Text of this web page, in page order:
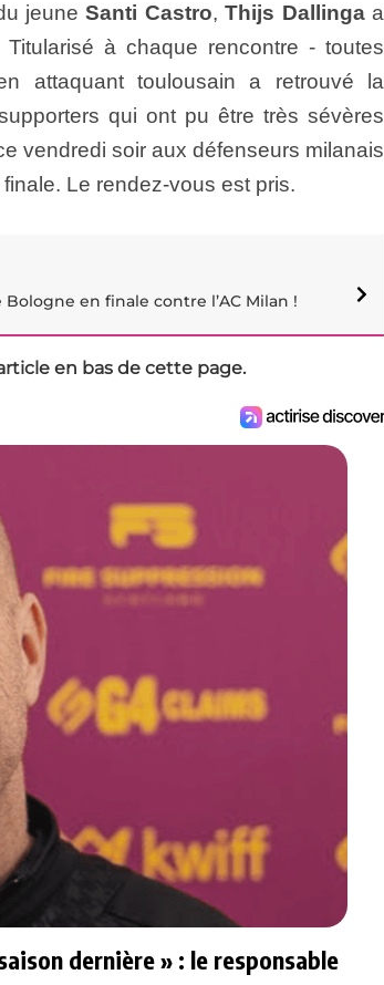
jeuneSanti Castro,Thijs Dallingaa
à chaque rencontre - toutes
attaquant toulousain a retrouvé la
qui ont pu être très sévères
vendredi soir aux défenseurs milanais
Le rendez-vous est pris.
Bologne en finale contre l’AC Milan !
en bas de cette page.
dernière » : le responsable